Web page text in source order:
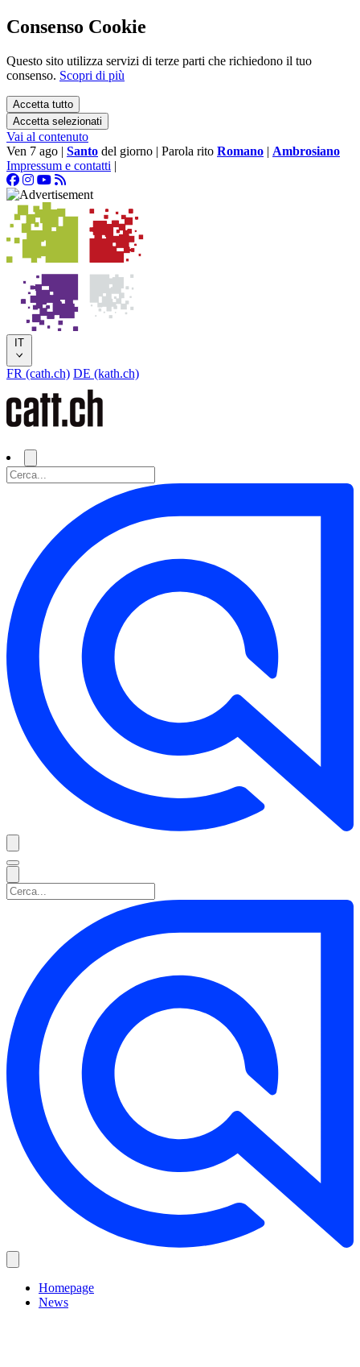
Consenso Cookie
Questo sito utilizza servizi di terze parti che richiedono il tuo
consenso. Scopri di più
Accetta tutto
Accetta selezionati
Vai al contenuto
Ven 7 ago | Santo del giorno | Parola rito Romano | Ambrosiano
Impressum e contatti |
IT
FR (cath.ch) DE (kath.ch)
Homepage
News